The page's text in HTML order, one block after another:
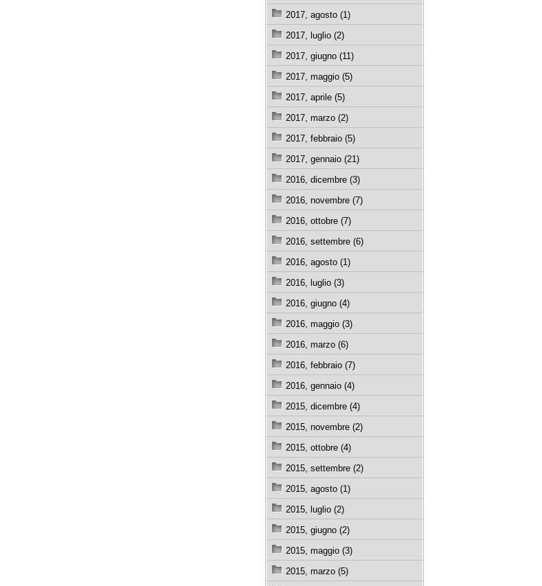
2017, agosto (1)
2017, luglio (2)
2017, giugno (11)
2017, maggio (5)
2017, aprile (5)
2017, marzo (2)
2017, febbraio (5)
2017, gennaio (21)
2016, dicembre (3)
2016, novembre (7)
2016, ottobre (7)
2016, settembre (6)
2016, agosto (1)
2016, luglio (3)
2016, giugno (4)
2016, maggio (3)
2016, marzo (6)
2016, febbraio (7)
2016, gennaio (4)
2015, dicembre (4)
2015, novembre (2)
2015, ottobre (4)
2015, settembre (2)
2015, agosto (1)
2015, luglio (2)
2015, giugno (2)
2015, maggio (3)
2015, marzo (5)